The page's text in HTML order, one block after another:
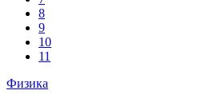
8
9
10
11
Физика